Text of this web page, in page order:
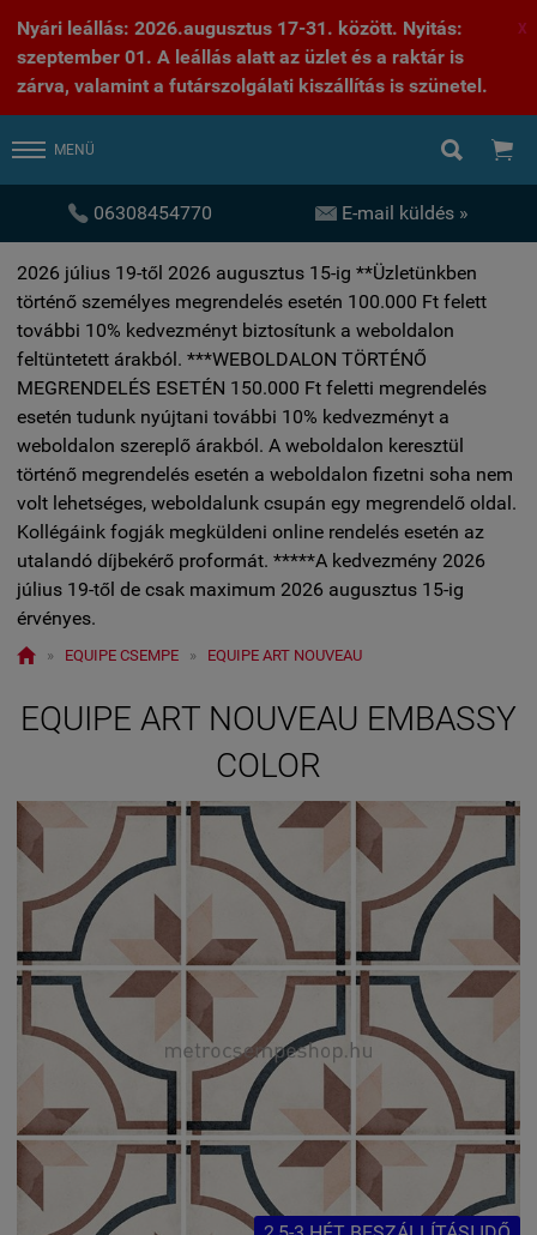
Nyári leállás: 2026.augusztus 17-31. között. Nyitás:
szeptember 01. A leállás alatt az üzlet és a raktár is
zárva, valamint a futárszolgálati kiszállítás is szünetel.
X
MENÜ  
 06308454770  E-mail küldés »
2026 július 19-től 2026 augusztus 15-ig **Üzletünkben
történő személyes megrendelés esetén 100.000 Ft felett
további 10% kedvezményt biztosítunk a weboldalon
feltüntetett árakból. ***WEBOLDALON TÖRTÉNŐ
MEGRENDELÉS ESETÉN 150.000 Ft feletti megrendelés
esetén tudunk nyújtani további 10% kedvezményt a
weboldalon szereplő árakból. A weboldalon keresztül
történő megrendelés esetén a weboldalon fizetni soha nem
volt lehetséges, weboldalunk csupán egy megrendelő oldal.
Kollégáink fogják megküldeni online rendelés esetén az
utalandó díjbekérő proformát. *****A kedvezmény 2026
július 19-től de csak maximum 2026 augusztus 15-ig
érvényes.
 » EQUIPE CSEMPE » EQUIPE ART NOUVEAU
EQUIPE ART NOUVEAU EMBASSY
COLOR